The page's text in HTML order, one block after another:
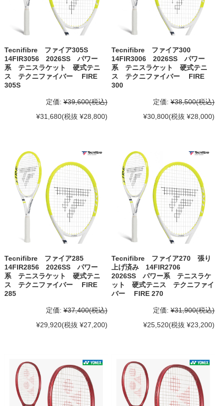
Tecnifibre ファイア305S
14FIR3056 2026SS パワー
系 テニスラケット 硬式テニ
ス テクニファイバー FIRE
305S
定価: ¥39,600(税込)
¥31,680(税抜 ¥28,800)
Tecnifibre ファイア300
14FIR3006 2026SS パワー
系 テニスラケット 硬式テニ
ス テクニファイバー FIRE
300
定価: ¥38,500(税込)
¥30,800(税抜 ¥28,000)
Tecnifibre ファイア285
14FIR2856 2026SS パワー
系 テニスラケット 硬式テニ
ス テクニファイバー FIRE
285
定価: ¥37,400(税込)
¥29,920(税抜 ¥27,200)
Tecnifibre ファイア270 張り
上げ済み 14FIR2706
2026SS パワー系 テニスラケ
ット 硬式テニス テクニファイ
バー FIRE 270
定価: ¥31,900(税込)
¥25,520(税抜 ¥23,200)